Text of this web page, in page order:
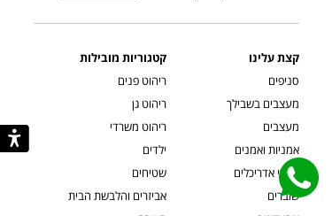
קצת עלינו
סניפים
מעצבים בשבילך
מעצבים
אמניות ואמנים
קשרי אדריכלים
שוברים
קטגוריות מובילות
ריהוט פנים
ריהוט גן
ריהוט משרדי
ילדים
שטיחים
אביזרים והלבשת הבית